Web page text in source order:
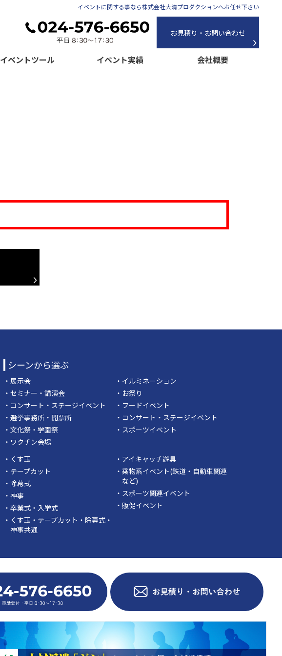
イベントに関する事なら株式会社大清プロダクションへお任せ下さい
お見積り・お問い合わせ
イベントツール イベント実績 会社概要
シーンから選ぶ
・展示会
・セミナー・講演会
・コンサート・ステージイベント
・選挙事務所・開票所
・文化祭・学園祭
・ワクチン会場
・イルミネーション
・お祭り
・フードイベント
・コンサート・ステージイベント
・スポーツイベント
・くす玉
・テープカット
・除幕式
・神事
・卒業式・入学式
・くす玉・テープカット・除幕式・
神事共通
・アイキャッチ遊具
・乗物系イベント(鉄道・自動車関連
など)
・スポーツ関連イベント
・販促イベント